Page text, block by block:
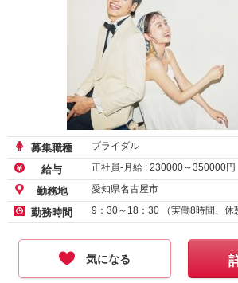
募集職種 ブライダル
給与 正社員-月給 : 230000～350000円
勤務地 愛知県名古屋市
勤務時間 9：30～18：30 （実働8時間、休
気になる